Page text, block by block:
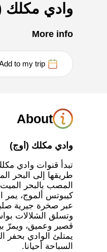
وادي مكلك
More info
to my trip
About
وادي مكلك (أوج)
المصب بالبحر
كيبوتس ألموج، يمر
عبر صخرة جيرية
وتسلق الشلالات
قصير وعميق، ويمرّ
يمتلئ الوادي
السباحة أحيانا.